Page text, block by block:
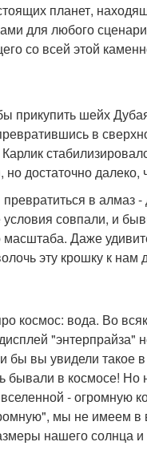
планет,
для любого
со всей этой
прикупить шейх
в
достаточно
в алмаз
совпали, и
Даже
эту крошку к
космос: вода. Во
"энтерпрайза"
бы вы увидели
бывали в космосе!
- огромную
мы не имеем
нашего солнца